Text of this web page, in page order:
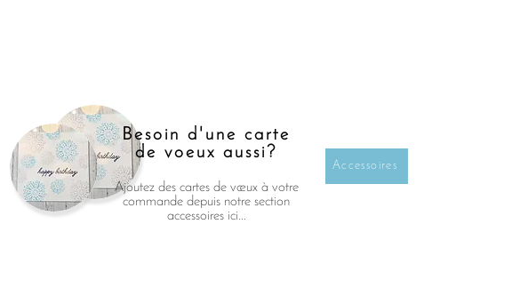
Besoin d'une carte
de voeux aussi?
Ajoutez des cartes de vœux à votre
commande depuis notre section
accessoires ici...
Accessoires